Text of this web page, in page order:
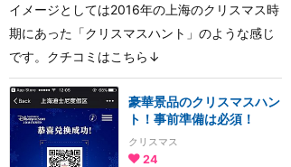
イメージとしては2016年の上海のクリスマス時
期にあった「クリスマスハント」のような感じ
です。クチコミはこちら↓
豪華景品のクリスマスハン
ト！事前準備は必須！
クリスマス
24